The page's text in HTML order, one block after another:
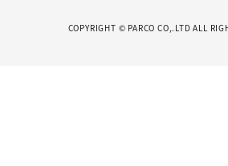
COPYRIGHT © PARCO CO,.LTD ALL